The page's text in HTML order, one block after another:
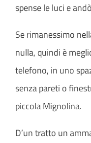
spense le luci e
Se rimanessimo
nulla, quindi è
telefono, in uno
senza pareti o
piccola Mignolina.
D’un tratto un